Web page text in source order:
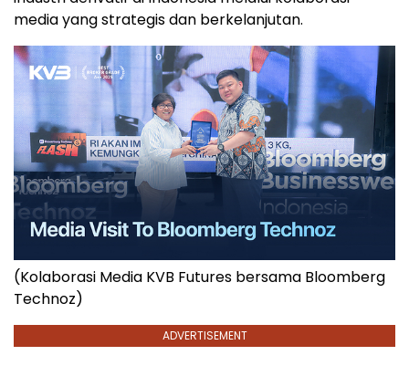
media yang strategis dan berkelanjutan.
(Kolaborasi Media KVB Futures bersama Bloomberg
Technoz)
ADVERTISEMENT